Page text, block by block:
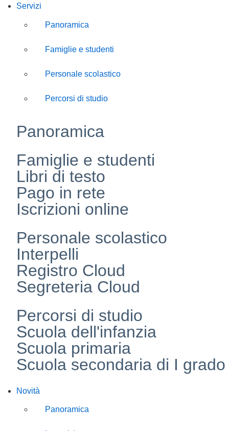
Servizi
Panoramica
Famiglie e studenti
Personale scolastico
Percorsi di studio
Panoramica
Famiglie e studenti
Libri di testo
Pago in rete
Iscrizioni online
Personale scolastico
Interpelli
Registro Cloud
Segreteria Cloud
Percorsi di studio
Scuola dell'infanzia
Scuola primaria
Scuola secondaria di I grado
Novità
Panoramica